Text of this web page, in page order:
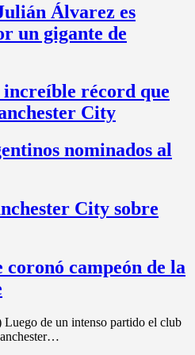
Álvarez es
un gigante de
récord que
City
nominados al
City sobre
campeón de la
de un intenso partido el club